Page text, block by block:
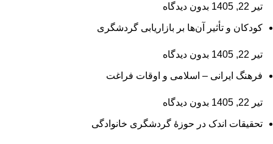
تیر 22, 1405 بدون دیدگاه
کودکان و تأثیر آن‌ها بر بازاریابی گردشگری
تیر 22, 1405 بدون دیدگاه
فرهنگ ایرانی – اسلامی و اوقات فراغت
تیر 22, 1405 بدون دیدگاه
تحقیقات اندک در حوزۀ گردشگری خانوادگی